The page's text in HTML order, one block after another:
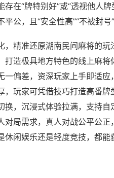
在“牌特别好”或“透视他人
公，且“安全性高”“不被封号”
，精准还原湖南民间麻将的
打造极具地方特色的线上麻
一偏差，资深玩家上手即适
，玩家可凭借技巧打造高番
换，沉浸式体验拉满，支持
对局需求，真人对战公平公
休闲娱乐还是轻度竞技，都